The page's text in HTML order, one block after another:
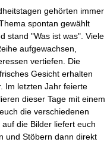
gehörten immer
spontan gewählt
stand "Was ist was". Viele
aufgewachsen,
vertiefen. Die
Gesicht erhalten
Im letzten Jahr feierte
dieser Tage mit einem
die verschiedenen
die Bilder liefert euch
und Stöbern dann direkt